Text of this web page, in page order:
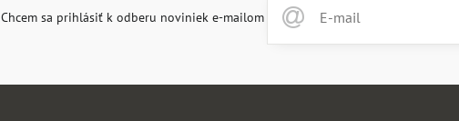
Chcem sa prihlásiť k odberu noviniek e-mailom